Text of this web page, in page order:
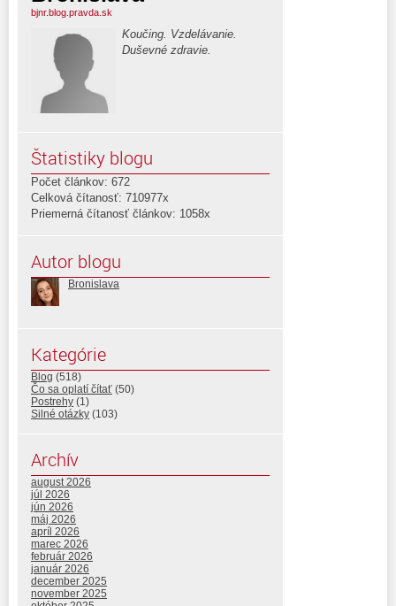
bjnr.blog.pravda.sk
Koučing. Vzdelávanie.
Duševné zdravie.
Štatistiky blogu
Počet článkov: 672
Celková čítanosť: 710977x
Priemerná čítanosť článkov: 1058x
Autor blogu
Bronislava
Kategórie
Blog (518)
Čo sa oplatí čítať (50)
Postrehy (1)
Silné otázky (103)
Archív
august 2026
júl 2026
jún 2026
máj 2026
apríl 2026
marec 2026
február 2026
január 2026
december 2025
november 2025